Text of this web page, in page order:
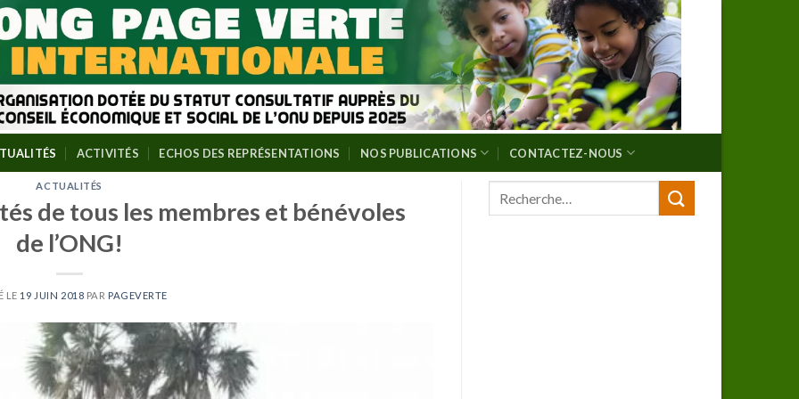
ACTIVITÉS ECHOS DES REPRÉSENTATIONS NOS PUBLICATIONS CONTACTEZ-NOUS
ACTUALITÉS
de tous les membres et bénévoles
de l’ONG!
LE 19 JUIN 2018 PAR PAGEVERTE